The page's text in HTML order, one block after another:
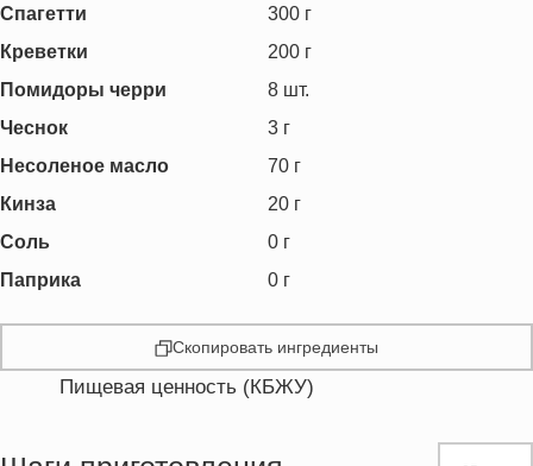
Спагетти 300 г
Креветки
200 г
Помидоры черри
8 шт.
Чеснок
3 г
Несоленое масло
70 г
Кинза
20 г
Соль
0 г
Паприка
0 г
Скопировать ингредиенты
Пищевая ценность (КБЖУ)
Жиры